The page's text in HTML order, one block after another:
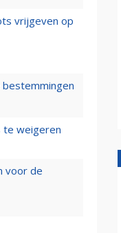
vrijgeven op
bestemmingen
te weigeren
voor de